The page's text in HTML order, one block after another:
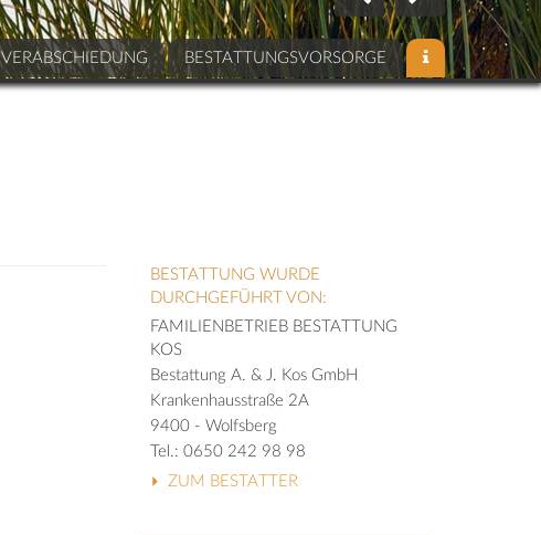
VERABSCHIEDUNG BESTATTUNGSVORSORGE
BESTATTUNG WURDE
DURCHGEFÜHRT VON:
FAMILIENBETRIEB BESTATTUNG
KOS
Bestattung A. & J. Kos GmbH
Krankenhausstraße 2A
9400 - Wolfsberg
Tel.: 0650 242 98 98
ZUM BESTATTER